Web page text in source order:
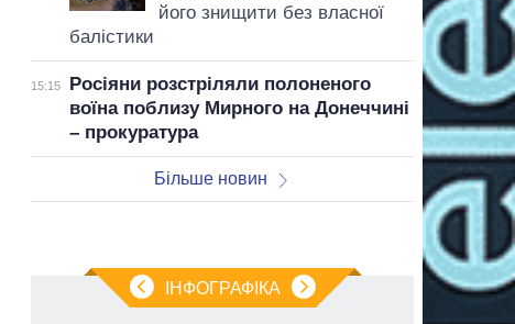
його знищити без власної
балістики
15:15
Росіяни розстріляли полоненого
воїна поблизу Мирного на Донеччині
– прокуратура
Більше новин
ІНФОГРАФІКА